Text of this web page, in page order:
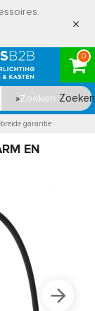
0
Zoeken
garantie
EN